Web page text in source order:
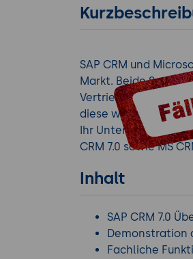
SAP CRM und
Markt. Beide
Vertriebs- und
diese wieder auf
Ihr Unternehmen
CRM 7.0 sowie MS
Inhalt
SAP CRM 7.0
Demonstration
Fachliche